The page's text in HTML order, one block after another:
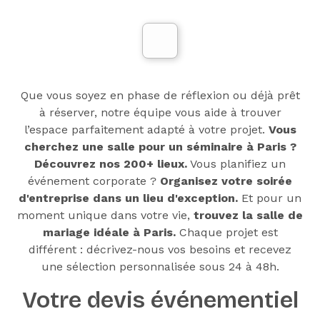
Que vous soyez en phase de réflexion ou déjà prêt
à réserver, notre équipe vous aide à trouver
l’espace parfaitement adapté à votre projet. Vous
cherchez une salle pour un séminaire à Paris ?
Découvrez nos 200+ lieux. Vous planifiez un
événement corporate ? Organisez votre soirée
d'entreprise dans un lieu d'exception. Et pour un
moment unique dans votre vie, trouvez la salle de
mariage idéale à Paris.Chaque projet est
différent : décrivez-nous vos besoins et recevez
une sélection personnalisée sous 24 à 48h.
Votre devis événementiel